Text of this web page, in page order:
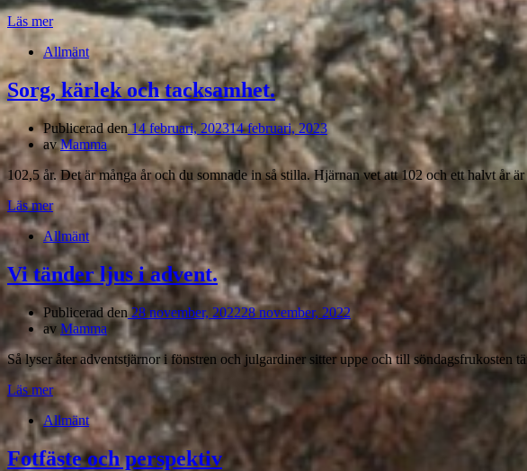
Läs mer
Allmänt
Sorg, kärlek och tacksamhet.
Publicerad den 14 februari, 202314 februari, 2023
avMamma
102,5 år. Det är många år och du somnade in så stilla. Hjärnan vet att 102 och ett halvt år
Läs mer
Allmänt
Vi tänder ljus i advent.
Publicerad den 28 november, 202228 november, 2022
av Mamma
Så lyser åter adventstjärnor i fönstren och julgardiner sitter uppe och till
Läs mer
Allmänt
Fotfäste och perspektiv